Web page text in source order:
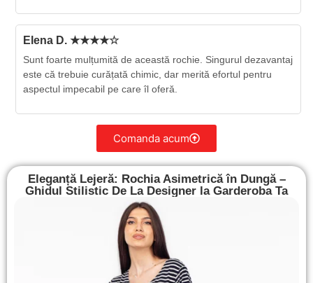
Elena D. ★★★★☆
Sunt foarte mulțumită de această rochie. Singurul dezavantaj
este că trebuie curățată chimic, dar merită efortul pentru
aspectul impecabil pe care îl oferă.
Comanda acum
Eleganță Lejeră: Rochia Asimetrică în Dungă –
Ghidul Stilistic De La Designer la Garderoba Ta